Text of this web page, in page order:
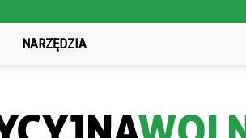
NARZĘDZIA